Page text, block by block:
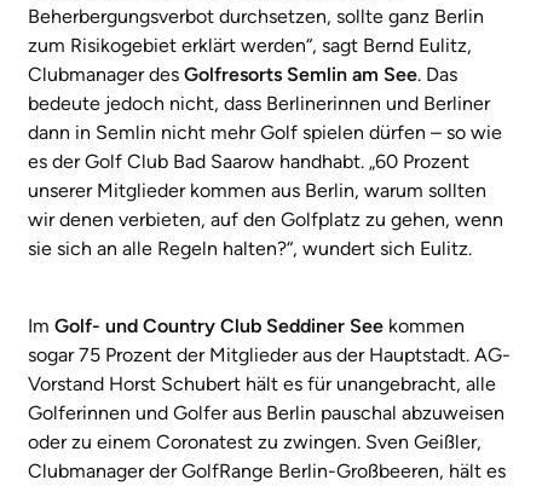
Beherbergungsverbot durchsetzen, sollte ganz Berlin
zum Risikogebiet erklärt werden“, sagt Bernd Eulitz,
Clubmanager des Golfresorts Semlin am See. Das
bedeute jedoch nicht, dass Berlinerinnen und Berliner
dann in Semlin nicht mehr Golf spielen dürfen – so wie
es der Golf Club Bad Saarow handhabt. „60 Prozent
unserer Mitglieder kommen aus Berlin, warum sollten
wir denen verbieten, auf den Golfplatz zu gehen, wenn
sie sich an alle Regeln halten?“, wundert sich Eulitz.
Im Golf- und Country Club Seddiner See kommen
sogar 75 Prozent der Mitglieder aus der Hauptstadt. AG-
Vorstand Horst Schubert hält es für unangebracht, alle
Golferinnen und Golfer aus Berlin pauschal abzuweisen
oder zu einem Coronatest zu zwingen. Sven Geißler,
Clubmanager der GolfRange Berlin-Großbeeren, hält es